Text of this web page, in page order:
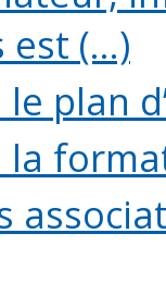
(...)
le plan
: la